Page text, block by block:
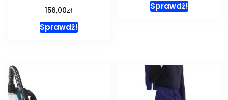
156,00zł
Sprawdź!
Sprawdź!